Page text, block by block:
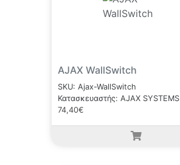
AJAX WallSwitch
SKU: Ajax-WallSwitch
Κατασκευαστής: AJAX SYSTEMS
74,40€